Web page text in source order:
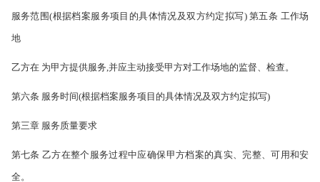
服务范围(根据档案服务项目的具体情况及双方约定拟写) 第五条 工作场
地
乙方在 为甲方提供服务,并应主动接受甲方对工作场地的监督、检查。
第六条 服务时间(根据档案服务项目的具体情况及双方约定拟写)
第三章 服务质量要求
第七条 乙方在整个服务过程中应确保甲方档案的真实、完整、可用和安
全。